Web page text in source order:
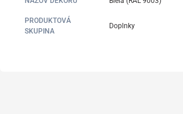
PRODUKTOVÁ
SKUPINA
Doplnky